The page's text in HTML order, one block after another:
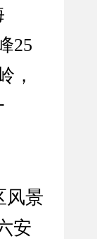
25
，
风景
安